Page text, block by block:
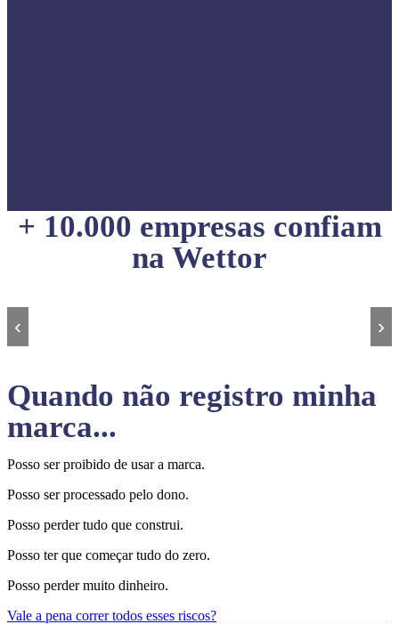
+ 10.000 empresas confiam
na Wettor
‹ ›
Quando não registro minha
marca...
Posso ser proibido de usar a marca.
Posso ser processado pelo dono.
Posso perder tudo que construi.
Posso ter que começar tudo do zero.
Posso perder muito dinheiro.
Vale a pena correr todos esses riscos?